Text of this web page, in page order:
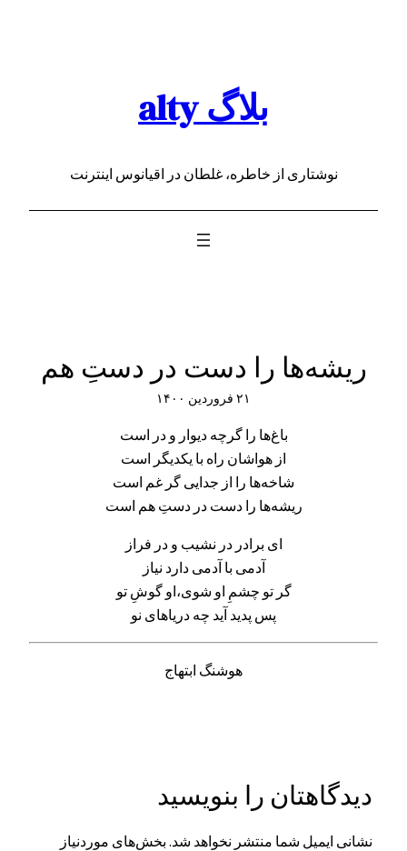
بلاگ alty
نوشتاری از خاطره، غلطان در اقیانوس اینترنت
ریشه‌ها را دست در دستِ هم
۲۱ فروردین ۱۴۰۰
باغ‌ها را گرچه دیوار و در است
از هواشان راه با یکدیگر است
شاخه‌ها را از جدایی گر غم است
ریشه‌ها را دست در دستِ هم است
ای برادر در نشیب و در فراز
آدمی با آدمی دارد نیاز
گر تو چشمِ او شوی،او گوشِ تو
پس پدید آید چه دریاهای نو
هوشنگ ابتهاج
دیدگاهتان را بنویسید
نشانی ایمیل شما منتشر نخواهد شد. بخش‌های موردنیاز